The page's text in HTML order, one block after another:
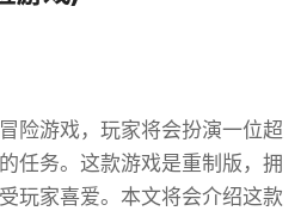
险游戏，玩家将会扮演一位超
任务。这款游戏是重制版，拥
玩家喜爱。本文将会介绍这款